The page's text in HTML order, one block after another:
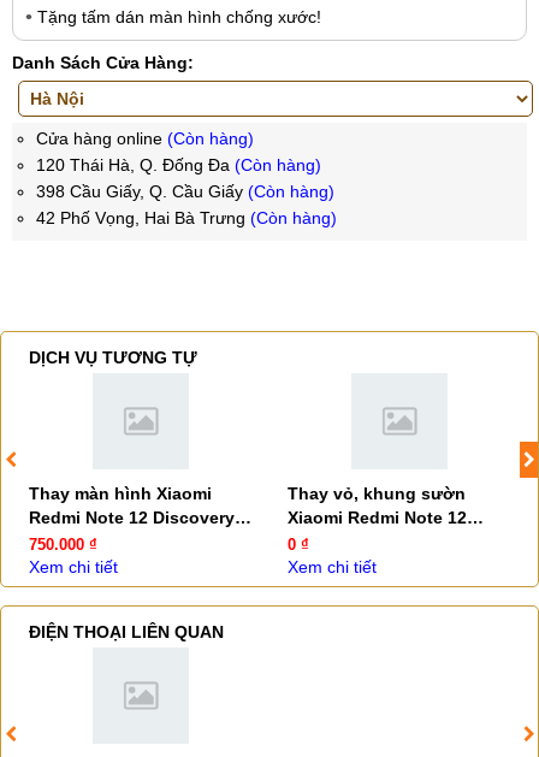
Tặng tấm dán màn hình chống xước!
Danh Sách Cửa Hàng:
Cửa hàng online (Còn hàng)
120 Thái Hà, Q. Đống Đa (Còn hàng)
398 Cầu Giấy, Q. Cầu Giấy (Còn hàng)
42 Phố Vọng, Hai Bà Trưng (Còn hàng)
DỊCH VỤ TƯƠNG TỰ
Thay màn hình Xiaomi
Redmi Note 12 Discovery
Edition
750.000 ₫
Xem chi tiết
Thay vỏ, khung sườn
Xiaomi Redmi Note 12
Discovery Edition
0 ₫
Xem chi tiết
ĐIỆN THOẠI LIÊN QUAN